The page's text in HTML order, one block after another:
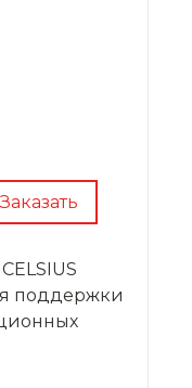
Заказать
поддержки